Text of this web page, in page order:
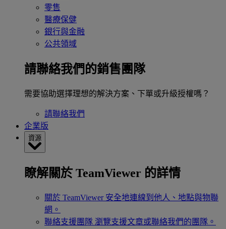
零售
醫療保健
銀行與金融
公共領域
請聯絡我們的銷售團隊
需要協助選擇理想的解決方案、下單或升級授權嗎？
請聯絡我們
企業版
資源
瞭解關於 TeamViewer 的詳情
關於 TeamViewer 安全地連線到他人、地點與物聯
網。
聯絡支援團隊 瀏覽支援文章或聯絡我們的團隊。